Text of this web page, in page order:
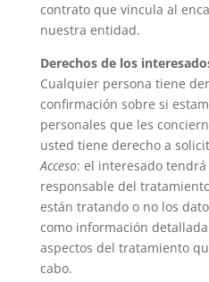
contrato que vincula al
nuestra entidad.
Derechos de los
Cualquier persona tiene
confirmación sobre si
personales que les
usted tiene derecho a
Acceso: el interesado
responsable del
están tratando o no los
como información
aspectos del tratamiento
cabo.